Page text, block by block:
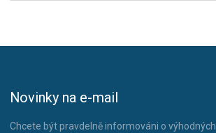
Novinky na e-mail
Chcete být pravdelně informováni o výhodných